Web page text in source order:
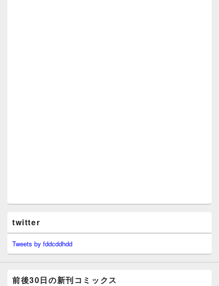
twitter
Tweets by fddcddhdd
前後30日の新刊コミックス